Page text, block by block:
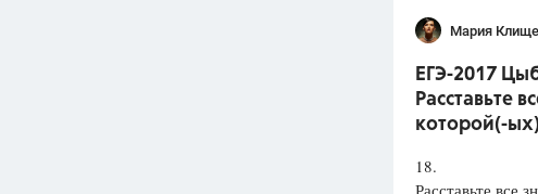
Мария
ЕГЭ-2017
Расставьте
которой(-
18.